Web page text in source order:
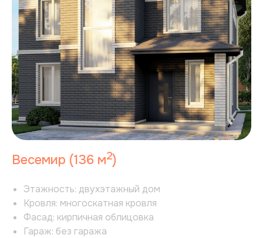
Весемир (136 м2)
Этажность: двухэтажный дом
Кровля: многоскатная кровля
Фасад: кирпичная облицовка
Гараж: без гаража